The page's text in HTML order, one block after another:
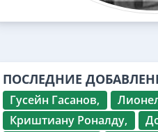
ПОСЛЕДНИЕ
Гусейн Гасанов,
Криштиану Роналду,